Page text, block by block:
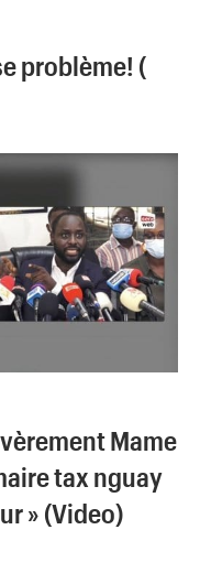
problème! (
Mame
tax nguay
» (Video)